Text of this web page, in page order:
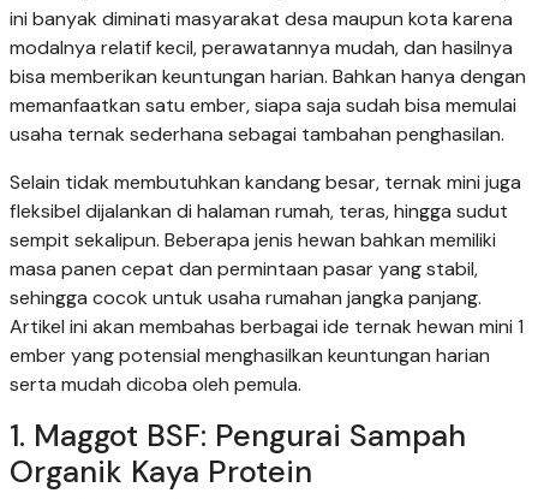
ini banyak diminati masyarakat desa maupun kota karena
modalnya relatif kecil, perawatannya mudah, dan hasilnya
bisa memberikan keuntungan harian. Bahkan hanya dengan
memanfaatkan satu ember, siapa saja sudah bisa memulai
usaha ternak sederhana sebagai tambahan penghasilan.
Selain tidak membutuhkan kandang besar, ternak mini juga
fleksibel dijalankan di halaman rumah, teras, hingga sudut
sempit sekalipun. Beberapa jenis hewan bahkan memiliki
masa panen cepat dan permintaan pasar yang stabil,
sehingga cocok untuk usaha rumahan jangka panjang.
Artikel ini akan membahas berbagai ide ternak hewan mini 1
ember yang potensial menghasilkan keuntungan harian
serta mudah dicoba oleh pemula.
1. Maggot BSF: Pengurai Sampah
Organik Kaya Protein